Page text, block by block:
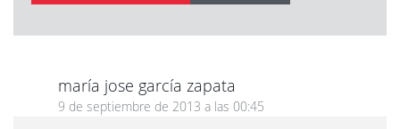
maría jose garcía zapata
9 de septiembre de 2013 a las 00:45